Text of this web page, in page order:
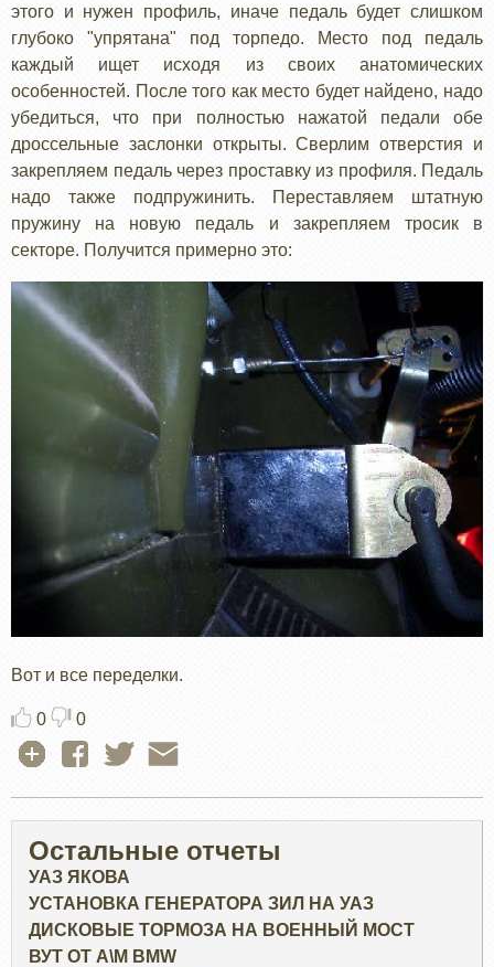
этого и нужен профиль, иначе педаль будет слишком
глубоко "упрятана" под торпедо. Место под педаль
каждый ищет исходя из своих анатомических
особенностей. После того как место будет найдено, надо
убедиться, что при полностью нажатой педали обе
дроссельные заслонки открыты. Сверлим отверстия и
закрепляем педаль через проставку из профиля. Педаль
надо также подпружинить. Переставляем штатную
пружину на новую педаль и закрепляем тросик в
секторе. Получится примерно это:
Вот и все переделки.
0 0
Остальные отчеты
УАЗ ЯКОВА
УСТАНОВКА ГЕНЕРАТОРА ЗИЛ НА УАЗ
ДИСКОВЫЕ ТОРМОЗА НА ВОЕННЫЙ МОСТ
ВУТ ОТ А\М BMW